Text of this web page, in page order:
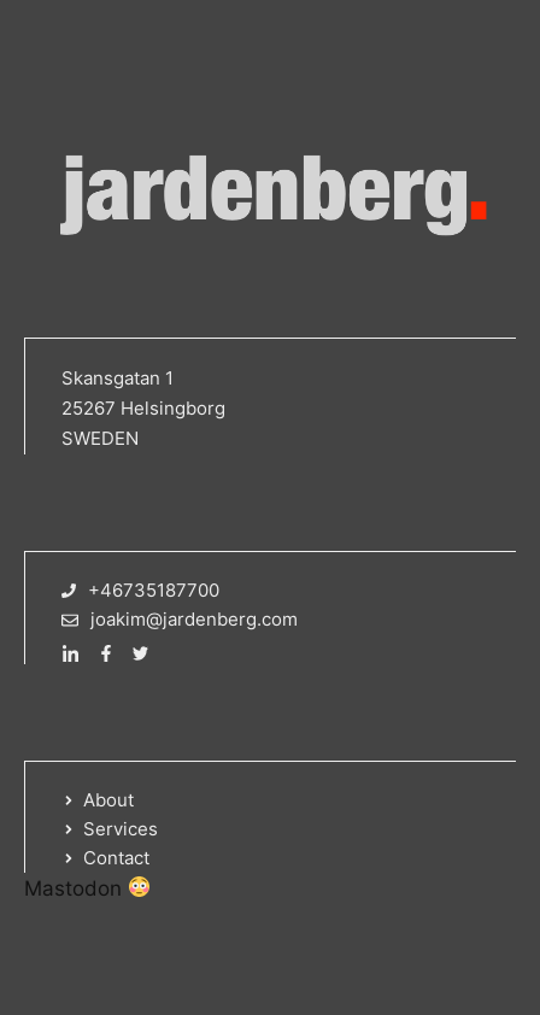
Skansgatan 1
25267 Helsingborg
SWEDEN
+46735187700
joakim@jardenberg.com
About
Services
Contact
Mastodon